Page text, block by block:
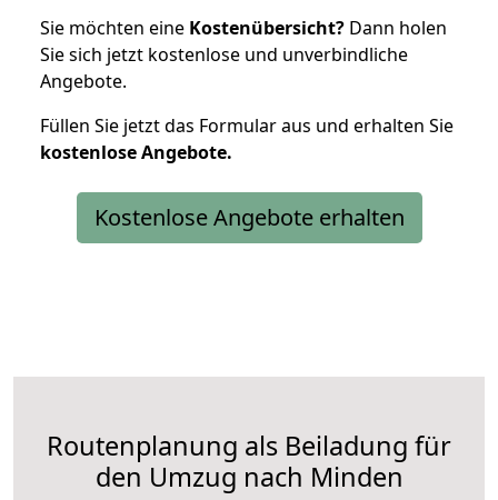
Sie möchten eine Kostenübersicht? Dann holen
Sie sich jetzt kostenlose und unverbindliche
Angebote.
Füllen Sie jetzt das Formular aus und erhalten Sie
kostenloseAngebote.
Kostenlose Angebote erhalten
Routenplanung als Beiladung für
den Umzug nach Minden